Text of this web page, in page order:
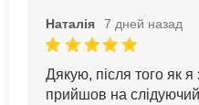
Наталія 7 дней назад
Дякую, після того як
прийшов на